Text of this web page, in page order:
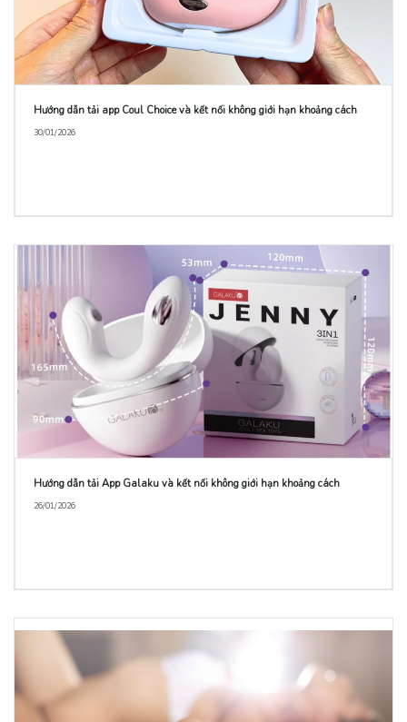
Hướng dẫn tải app Coul Choice và kết nối không giới hạn khoảng cách
30/01/2026
Hướng dẫn tải App Galaku và kết nối không giới hạn khoảng cách
26/01/2026